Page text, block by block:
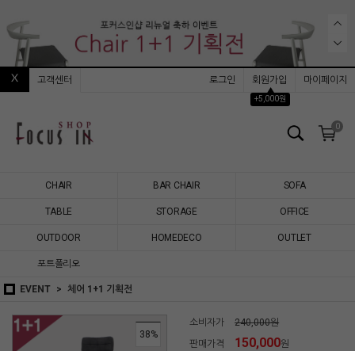
고객센터 로그인
회원가입
▲
+5,000원
마이페이지
0
CHAIR BAR CHAIR SOFA
TABLE STORAGE OFFICE
OUTDOOR HOMEDECO OUTLET
포트폴리오
EVENT 체어 1+1 기획전
38%
소비자가
240,000원
판매가격
150,000원